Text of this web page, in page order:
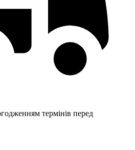
термінів перед